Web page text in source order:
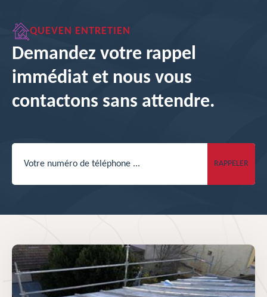
QUEVEN ENTRETIEN
Demandez votre rappel
immédiat et nous vous
contactons sans attendre.